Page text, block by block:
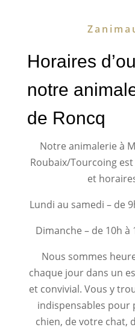
Horaires
notre
de Roncq
Notre animalerie à
Roubaix/Tourcoing
et
Lundi au samedi – de
Dimanche – de 10h à
Nous sommes
chaque jour dans un
et convivial. Vous y
indispensables pour
chien, de votre chat,